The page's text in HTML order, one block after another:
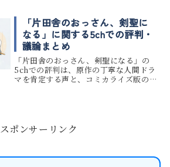
「片田舎のおっさん、剣聖に
なる」に関する5chでの評判・
議論まとめ
「片田舎のおっさん、剣聖になる」の
5chでの評判は、原作の丁寧な人間ドラ
マを肯定する声と、コミカライズ版の
スポンサーリンク